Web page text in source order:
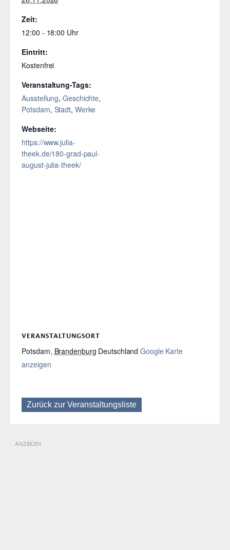
Zeit:
12:00 - 18:00
Eintritt:
Kostenfrei
Veranstaltung-Tags:
Ausstellung,Geschichte,
Potsdam, Stadt, Werke
Webseite:
https://www.julia-
theek.de/180-grad-paul-
august-julia-theek/
VERANSTALTUNGSORT
Potsdam, Brandenburg Deutschland Google Karte
anzeigen
Zurück zur Veranstaltungsliste
ANZEIGEN